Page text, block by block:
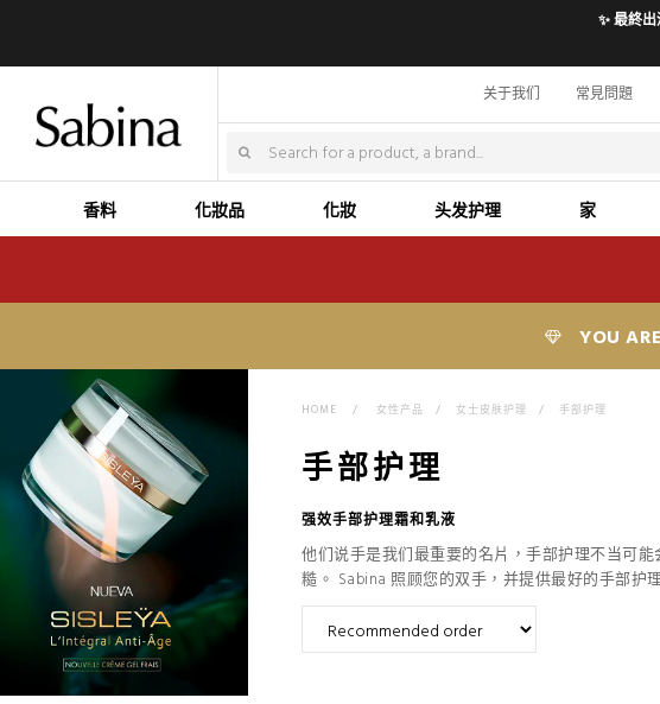
✨ 最終
关于我们 常見問題
香料 化妝品 化妝 头发护理 家
YOU
HOME > 女性产品 > 女士皮肤护理 > 手部护理
手部护理
强效手部护理霜和乳液
他们说手是我们最重要的名片，手部护理不当可
糙。 Sabina 照顾您的双手，并提供最好的手部护